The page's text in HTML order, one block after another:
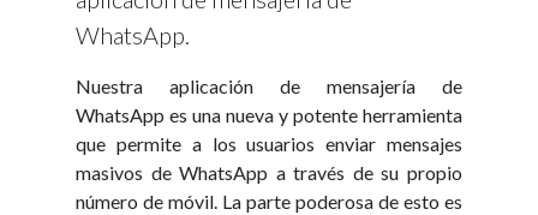
WhatsApp.
Nuestra aplicación de mensajería de
WhatsApp es una nueva y potente herramienta
que permite a los usuarios enviar mensajes
masivos de WhatsApp a través de su propio
número de móvil. La parte poderosa de esto es